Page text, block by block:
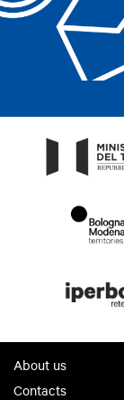
About us
Contacts